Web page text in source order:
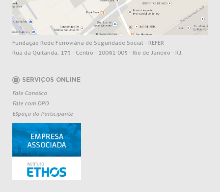
Fundação Rede Ferroviária de Seguridade Social - REFER
Rua da Quitanda, 173 - Centro - 20091-005 - Rio de Janeiro - RJ.
SERVIÇOS ONLINE
Fale Conosco
Fale com DPO
Espaço do Participante